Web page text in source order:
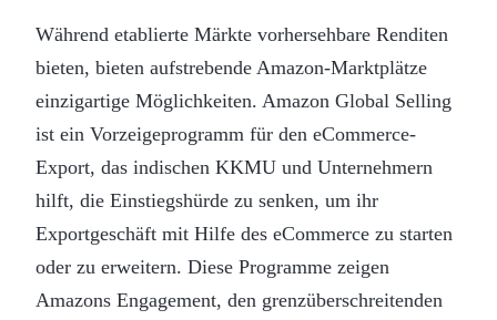
Während etablierte Märkte vorhersehbare Renditen
bieten, bieten aufstrebende Amazon-Marktplätze
einzigartige Möglichkeiten. Amazon Global Selling
ist ein Vorzeigeprogramm für den eCommerce-
Export, das indischen KKMU und Unternehmern
hilft, die Einstiegshürde zu senken, um ihr
Exportgeschäft mit Hilfe des eCommerce zu starten
oder zu erweitern. Diese Programme zeigen
Amazons Engagement, den grenzüberschreitenden